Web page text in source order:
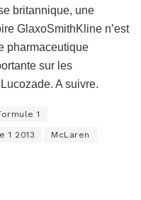
britannique, une
GlaxoSmithKline n’est
pharmaceutique
sur les
A suivre.
1
1 2013 McLaren